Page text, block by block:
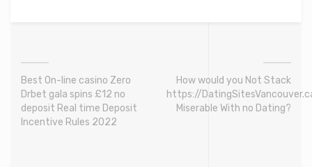
Best On-line casino Zero
Drbet gala spins £12 no
deposit Real time Deposit
Incentive Rules 2022
How would you Not Stack
https://
Miserable With no Dating?